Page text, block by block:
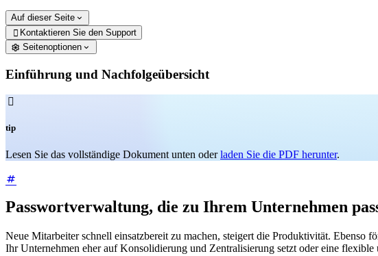
Auf dieser Seite
 Kontaktieren Sie den Support
Seitenoptionen
Einführung und Nachfolgeübersicht

tip
Lesen Sie das vollständige Dokument unten oderladen Sie die PDF herunter.
Passwortverwaltung, die zu Ihrem Unternehmen
Neue Mitarbeiter schnell einsatzbereit zu machen, steigert die Produktivität. Ebenso
Ihr Unternehmen eher auf Konsolidierung und Zentralisierung setzt oder eine